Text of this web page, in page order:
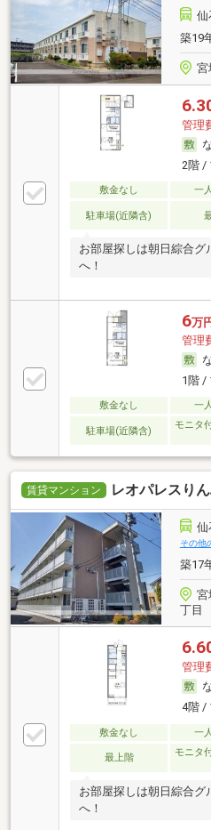
仙
築19
宮
管理
2階 /
敷金なし 一
駐車場(近隣含)
お部屋探しは朝日綜合
へ！
6万
管理
1階 /
敷金なし 一
駐車場(近隣含)
モニタ
賃貸マンション レオパレスり
仙
その他
築17
宮
丁目
管理
4階 /
敷金なし 一
最上階
モニタ
お部屋探しは朝日綜合
へ！